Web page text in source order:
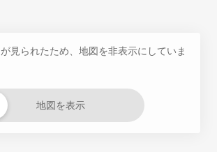
見られたため、地図を非表示にしていま
地図を表示